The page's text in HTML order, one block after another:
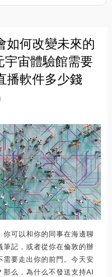
如何改變未來的
宇宙體驗館需要
播軟件多少錢
可以和你的同事在海邊聊
筆記，或者從你在倫敦的辦
要走出你的前門。今天安
么，為什么不發送支持AI